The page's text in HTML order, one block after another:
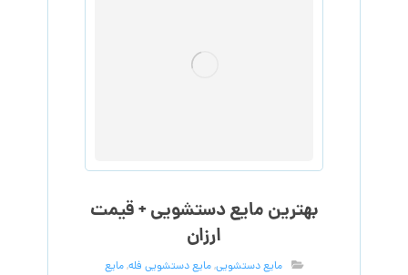
بهترین مایع دستشویی + قیمت
ارزان
مایع دستشویی,مایع دستشویی فله,مایع